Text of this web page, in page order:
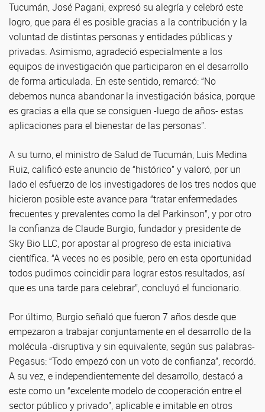
Tucumán, José Pagani, expresó su alegría y celebró este
logro, que para él es posible gracias a la contribución y la
voluntad de distintas personas y entidades públicas y
privadas. Asimismo, agradeció especialmente a los
equipos de investigación que participaron en el desarrollo
de forma articulada. En este sentido, remarcó: “No
debemos nunca abandonar la investigación básica, porque
es gracias a ella que se consiguen -luego de años- estas
aplicaciones para el bienestar de las personas”.
A su turno, el ministro de Salud de Tucumán, Luis Medina
Ruiz, calificó este anuncio de “histórico” y valoró, por un
lado el esfuerzo de los investigadores de los tres nodos que
hicieron posible este avance para “tratar enfermedades
frecuentes y prevalentes como la del Parkinson”, y por otro
la confianza de Claude Burgio, fundador y presidente de
Sky Bio LLC, por apostar al progreso de esta iniciativa
científica. “A veces no es posible, pero en esta oportunidad
todos pudimos coincidir para lograr estos resultados, así
que es una tarde para celebrar”, concluyó el funcionario.
Por último, Burgio señaló que fueron 7 años desde que
empezaron a trabajar conjuntamente en el desarrollo de la
molécula -disruptiva y sin equivalente, según sus palabras-
Pegasus: “Todo empezó con un voto de confianza”, recordó.
A su vez, e independientemente del desarrollo, destacó a
este como un “excelente modelo de cooperación entre el
sector público y privado”, aplicable e imitable en otros